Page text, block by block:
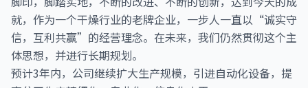
就，作为一个干燥行业的老牌企业，一步人一直以“诚实守
信，互利共赢”的经营理念。在未来，我们仍然贯彻这个主
体思想，并进行长期规划。
预计3年内，公司继续扩大生产规模，引进自动化设备，提